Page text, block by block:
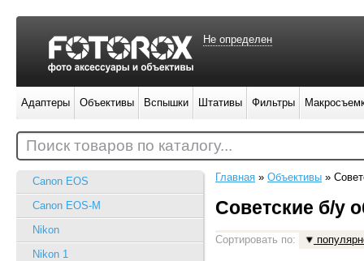
Canon EOS
Canon EOS-M
Nikon
Nikon 1
Главная » Объективы »
Советские б/у
Сортировать по:
Не определен
Адаптеры Объективы Вспышки Штативы Фильтры
Поиск товаров по каталогу...